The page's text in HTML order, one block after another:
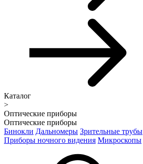
Каталог
>
Оптические приборы
Оптические приборы
Бинокли Дальномеры Зрительные трубы
Приборы ночного видения Микроскопы